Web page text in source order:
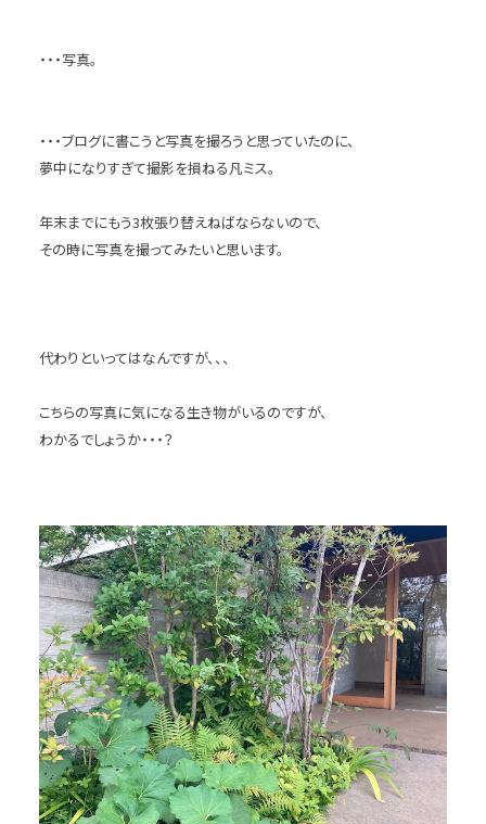
・・・写真。
・・・ブログに書こうと写真を撮ろうと思っていたのに、
夢中になりすぎて撮影を損ねる凡ミス。
年末までにもう3枚張り替えねばならないので、
その時に写真を撮ってみたいと思います。
代わりといってはなんですが、、、
こちらの写真に気になる生き物がいるのですが、
わかるでしょうか・・・？